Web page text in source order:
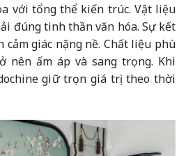
với tổng thể kiến trúc. Vật liệu
đúng tinh thần văn hóa. Sự kết
giác nặng nề. Chất liệu phù
nên ấm áp và sang trọng. Khi
giữ trọn giá trị theo thời